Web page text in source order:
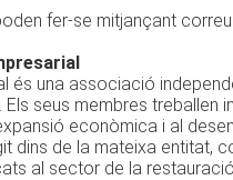
fer-se mitjançant
és una associació
Els seus membres
econòmica i al
dins de la mateixa entitat,
al sector de la restauració